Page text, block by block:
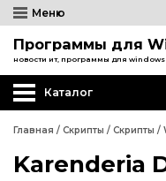
Меню
Программы для
новости ит, программы для windows
Каталог
Главная / Скрипты / Скрипты /
Karenderia